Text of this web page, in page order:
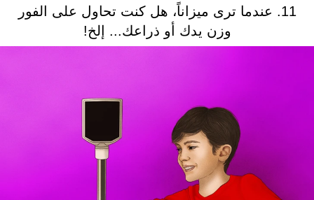
11. عندما ترى ميزاناً، هل كنت تحاول على الفور
وزن يدك أو ذراعك... إلخ!